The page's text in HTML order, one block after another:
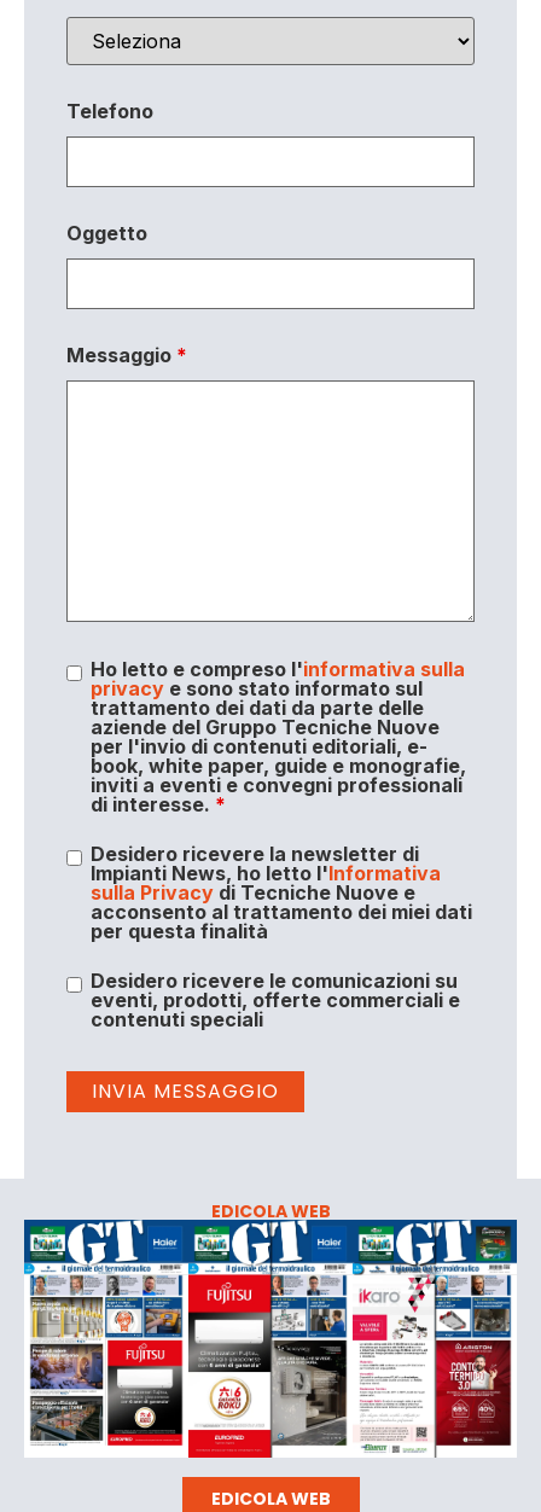
Telefono
Oggetto
Messaggio *
Ho letto e compreso l'informativa sulla
privacye sono stato informato sul
trattamento dei dati da parte delle
aziende del Gruppo Tecniche Nuove
per l'invio di contenuti editoriali, e-
book, white paper, guide e monografie,
inviti a eventi e convegni professionali
di interesse. *
Desidero ricevere la newsletter di
Impianti News, ho letto l'Informativa
sulla Privacydi Tecniche Nuove e
acconsento al trattamento dei miei dati
per questa finalità
Desidero ricevere le comunicazioni su
eventi, prodotti, offerte commerciali e
contenuti speciali
EDICOLA WEB
EDICOLA WEB